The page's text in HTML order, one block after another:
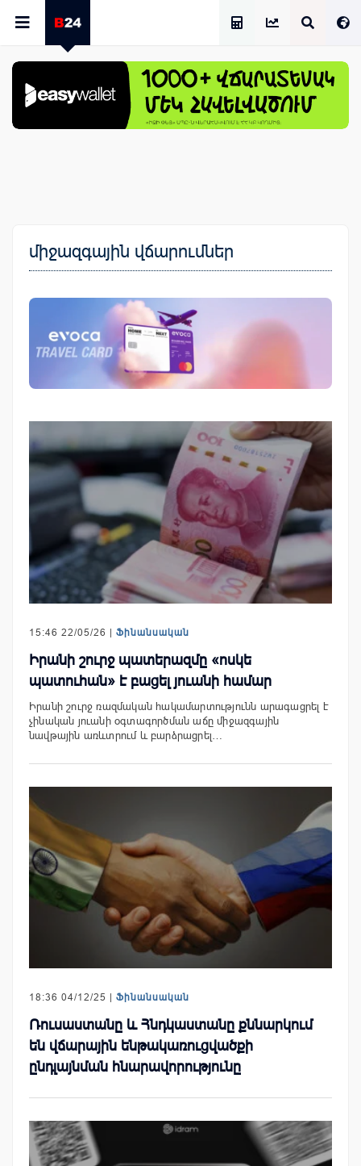
միջազգային վճարումներ
15:46 22/05/26 | Ֆինանսական
Իրանի շուրջ պատերազմը «ոսկե
պատուհան» է բացել յուանի համար
Իրանի շուրջ ռազմական հակամարտությունն արագացրել է
չինական յուանի օգտագործման աճը միջազգային
նավթային առևտրում և բարձրացրել…
18:36 04/12/25 | Ֆինանսական
Ռուսաստանը և Հնդկաստանը քննարկում
են վճարային ենթակառուցվածքի
ընդլայնման հնարավորությունը